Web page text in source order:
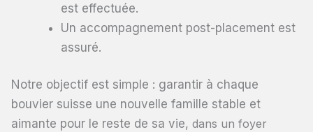
est effectuée.
Un accompagnement post-placement est
assuré.
Notre objectif est simple : garantir à chaque
bouvier suisse une nouvelle famille stable et
aimante pour le reste de sa vie, dans un foyer